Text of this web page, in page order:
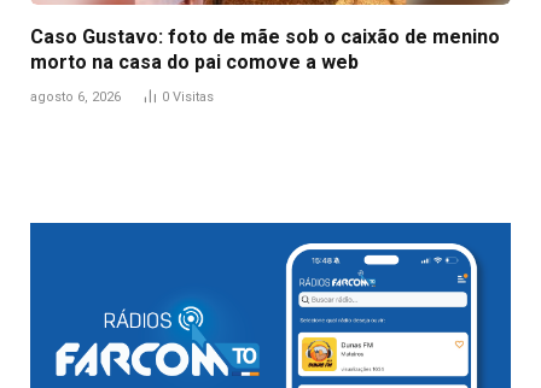
Caso Gustavo: foto de mãe sob o caixão de menino
morto na casa do pai comove a web
agosto 6, 2026 0 Visitas